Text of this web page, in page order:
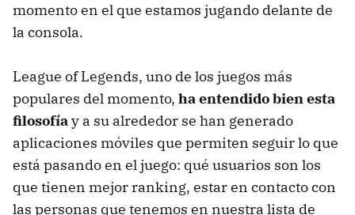
momento en el que estamos jugando delante de
la consola.
League of Legends, uno de los juegos más
populares del momento, ha entendido bien esta
filosofíay a su alrededor se han generado
aplicaciones móviles que permiten seguir lo que
está pasando en el juego: qué usuarios son los
que tienen mejor ranking, estar en contacto con
las personas que tenemos en nuestra lista de